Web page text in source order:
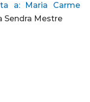
a: Maria Carme
Sendra Mestre